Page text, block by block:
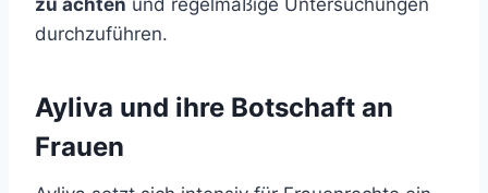
zu achten und regelmäßige Untersuchungen
durchzuführen.
Ayliva und ihre Botschaft an
Frauen